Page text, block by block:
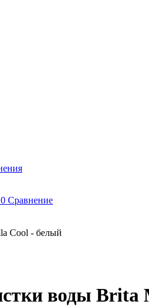
0 Сравнение
Cool - белый
воды Brita